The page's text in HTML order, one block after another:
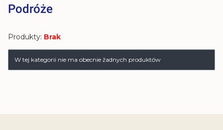
Podróże
Produkty: Brak
Lista produktów
W tej kategorii nie ma obecnie żadnych produktów